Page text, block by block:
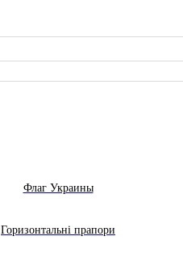
Флаг Украины
Горизонтальні прапори